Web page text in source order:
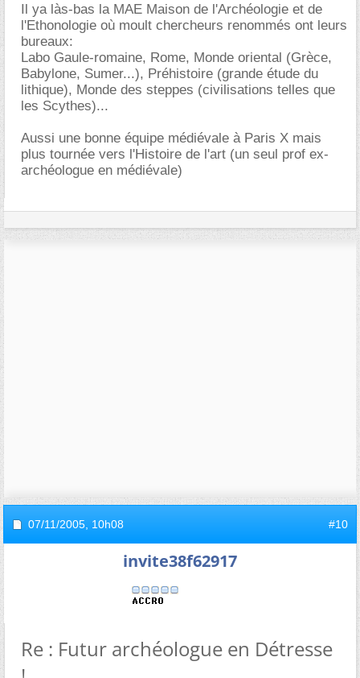
Il ya làs-bas la MAE Maison de l'Archéologie et de
l'Ethonologie où moult chercheurs renommés ont leurs
bureaux:
Labo Gaule-romaine, Rome, Monde oriental (Grèce,
Babylone, Sumer...), Préhistoire (grande étude du
lithique), Monde des steppes (civilisations telles que
les Scythes)...
Aussi une bonne équipe médiévale à Paris X mais
plus tournée vers l'Histoire de l'art (un seul prof ex-
archéologue en médiévale)
07/11/2005, 10h08 #10
invite38f62917
Re : Futur archéologue en Détresse